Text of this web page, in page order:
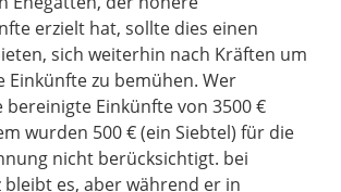
erzielt hat, sollte dies einen
sich weiterhin nach Kräften um
Einkünfte zu bemühen. Wer
bereinigte Einkünfte von 3500 €
wurden 500 € (ein Siebtel) für die
nicht berücksichtigt. bei
bleibt es, aber während er in